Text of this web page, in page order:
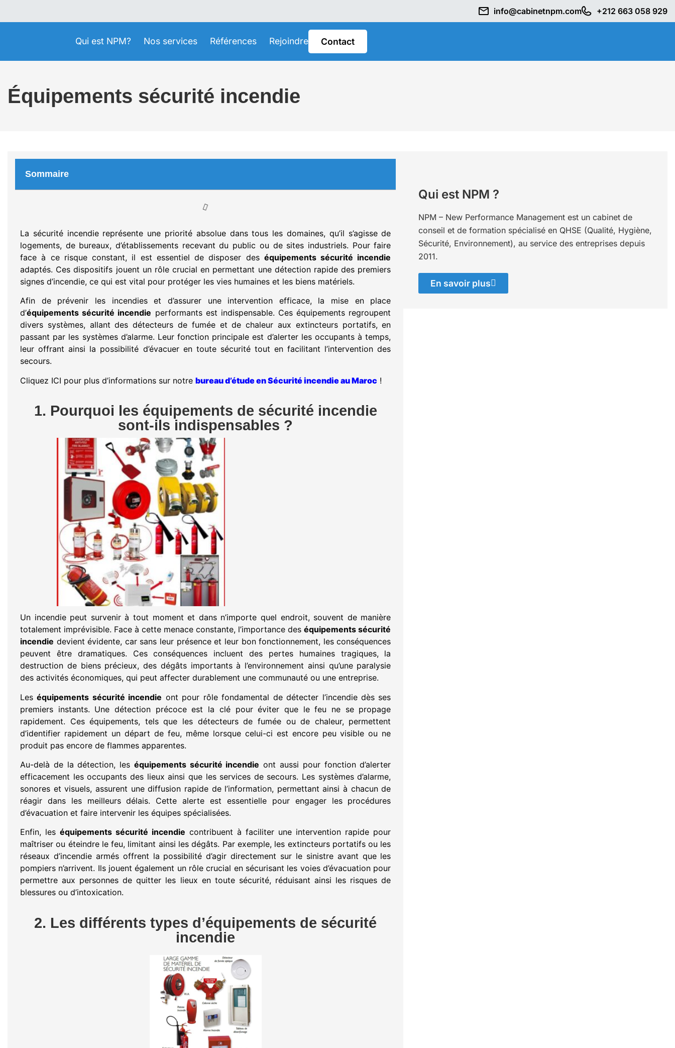
info@cabinetnpm.com +212 663 058 929
Qui est NPM? Nos services Références Rejoindre Contact
Équipements sécurité incendie
Sommaire
La sécurité incendie représente une priorité absolue dans tous les domaines, qu’il s’agisse de
logements, de bureaux, d’établissements recevant du public ou de sites industriels. Pour faire
face à ce risque constant, il est essentiel de disposer des équipements sécurité incendie
adaptés. Ces dispositifs jouent un rôle crucial en permettant une détection rapide des premiers
signes d’incendie, ce qui est vital pour protéger les vies humaines et les biens matériels.
Afin de prévenir les incendies et d’assurer une intervention efficace, la mise en place
d’équipements sécurité incendie performants est indispensable. Ces équipements regroupent
divers systèmes, allant des détecteurs de fumée et de chaleur aux extincteurs portatifs, en
passant par les systèmes d’alarme. Leur fonction principale est d’alerter les occupants à temps,
leur offrant ainsi la possibilité d’évacuer en toute sécurité tout en facilitant l’intervention des
secours.
Cliquez ICI pour plus d’informations sur notre bureau d’étude en Sécurité incendie au Maroc !
1. Pourquoi les équipements de sécurité incendie
sont-ils indispensables ?
Un incendie peut survenir à tout moment et dans n’importe quel endroit, souvent de manière
totalement imprévisible. Face à cette menace constante, l’importance deséquipements sécurité
incendie devient évidente, car sans leur présence et leur bon fonctionnement, les conséquences
peuvent être dramatiques. Ces conséquences incluent des pertes humaines tragiques, la
destruction de biens précieux, des dégâts importants à l’environnement ainsi qu’une paralysie
des activités économiques, qui peut affecter durablement une communauté ou une entreprise.
Leséquipements sécurité incendie ont pour rôle fondamental de détecter l’incendie dès ses
premiers instants. Une détection précoce est la clé pour éviter que le feu ne se propage
rapidement. Ces équipements, tels que les détecteurs de fumée ou de chaleur, permettent
d’identifier rapidement un départ de feu, même lorsque celui-ci est encore peu visible ou ne
produit pas encore de flammes apparentes.
Au-delà de la détection, les équipements sécurité incendie ont aussi pour fonction d’alerter
efficacement les occupants des lieux ainsi que les services de secours. Les systèmes d’alarme,
sonores et visuels, assurent une diffusion rapide de l’information, permettant ainsi à chacun de
réagir dans les meilleurs délais. Cette alerte est essentielle pour engager les procédures
d’évacuation et faire intervenir les équipes spécialisées.
Enfin, leséquipements sécurité incendie contribuent à faciliter une intervention rapide pour
maîtriser ou éteindre le feu, limitant ainsi les dégâts. Par exemple, les extincteurs portatifs ou les
réseaux d’incendie armés offrent la possibilité d’agir directement sur le sinistre avant que les
pompiers n’arrivent. Ils jouent également un rôle crucial en sécurisant les voies d’évacuation pour
permettre aux personnes de quitter les lieux en toute sécurité, réduisant ainsi les risques de
blessures ou d’intoxication.
2. Les différents types d’équipements de sécurité
incendie
Qui est NPM ?
NPM – New Performance Management est un cabinet de
conseil et de formation spécialisé en QHSE (Qualité, Hygiène,
Sécurité, Environnement), au service des entreprises depuis
2011.
En savoir plus